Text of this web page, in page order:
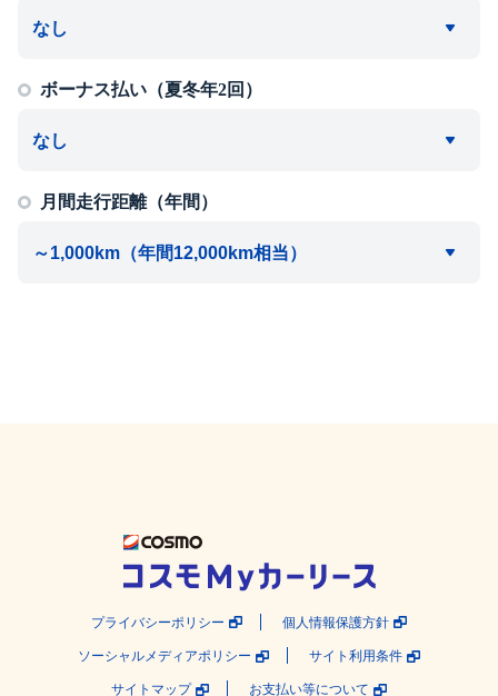
ボーナス払い（夏冬年2回）
月間走行距離（年間）
プライバシーポリシー 個人情報保護方針
ソーシャルメディアポリシー サイト利用条件
サイトマップ お支払い等について